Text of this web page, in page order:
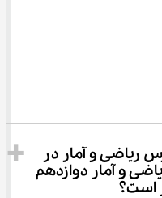
ریاضی و آمار در
و آمار دوازدهم
است؟